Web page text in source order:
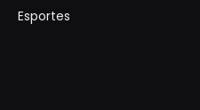
Esportes